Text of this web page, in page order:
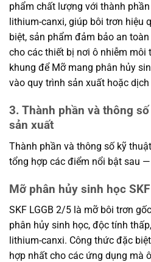
phẩm chất lượng với thành
lithium-canxi, giúp bôi trơn hiệu
biệt, sản phẩm đảm bảo an
cho các thiết bị nơi ô nhiễm môi
khung để Mỡ mang phân hủy
vào quy trình sản xuất hoặc
3. Thành phần và thông
sản xuất
Thành phần và thông số kỹ
tổng hợp các điểm nổi bật sau —
Mỡ phân hủy sinh học SKF
SKF LGGB 2/5 là mỡ bôi trơn
phân hủy sinh học, độc tính
lithium-canxi. Công thức đặc
hợp nhất cho các ứng dụng mà